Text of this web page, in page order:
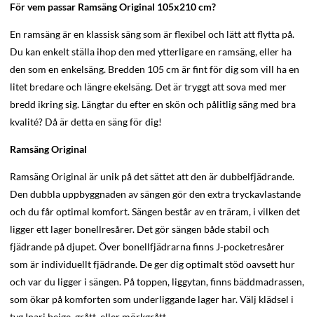
För vem passar Ramsäng Original 105x210 cm?
En ramsäng är en klassisk säng som är flexibel och lätt att flytta på.
Du kan enkelt ställa ihop den med ytterligare en ramsäng, eller ha
den som en enkelsäng. Bredden 105 cm är fint för dig som vill ha en
litet bredare och längre ekelsäng. Det är tryggt att sova med mer
bredd ikring sig. Längtar du efter en skön och pålitlig säng med bra
kvalité? Då är detta en säng för dig!
Ramsäng Original
Ramsäng Original är unik på det sättet att den är dubbelfjädrande.
Den dubbla uppbyggnaden av sängen gör den extra tryckavlastande
och du får optimal komfort. Sängen består av en träram, i vilken det
ligger ett lager bonellresårer. Det gör sängen både stabil och
fjädrande på djupet. Över bonellfjädrarna finns J-pocketresårer
som är individuellt fjädrande. De ger dig optimalt stöd oavsett hur
och var du ligger i sängen. På toppen, liggytan, finns bäddmadrassen,
som ökar på komforten som underliggande lager har. Välj klädsel i